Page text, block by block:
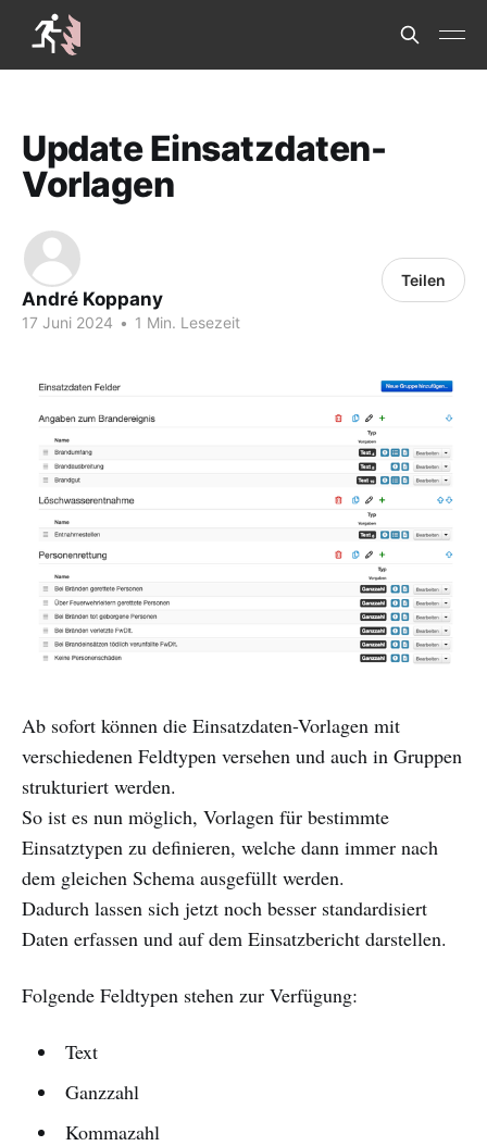
Update Einsatzdaten-
Vorlagen
André Koppany
17 Juni 2024 • 1 Min. Lesezeit
Teilen
Ab sofort können die Einsatzdaten-Vorlagen mit
verschiedenen Feldtypen versehen und auch in Gruppen
strukturiert werden.
So ist es nun möglich, Vorlagen für bestimmte
Einsatztypen zu definieren, welche dann immer nach
dem gleichen Schema ausgefüllt werden.
Dadurch lassen sich jetzt noch besser standardisiert
Daten erfassen und auf dem Einsatzbericht darstellen.
Folgende Feldtypen stehen zur Verfügung:
Text
Ganzzahl
Kommazahl